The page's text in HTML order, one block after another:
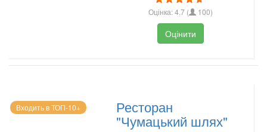
Оцінка:4.7 ( 100)
Оцінити
Входить в ТОП-10+ Ресторан
"Чумацький шлях"